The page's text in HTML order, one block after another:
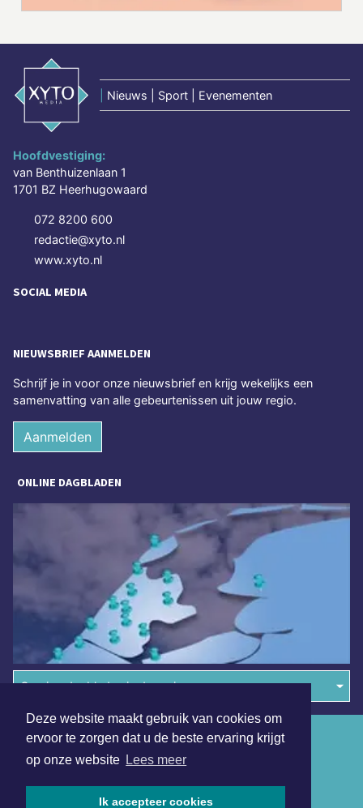
Deze website maakt gebruik van cookies om
ervoor te zorgen dat u de beste ervaring krijgt
op onze website Lees meer
Ik accepteer cookies
Nieuws | Sport | Evenementen
Hoofdvestiging:
van Benthuizenlaan 1
1701 BZ Heerhugowaard
072 8200 600
redactie@xyto.nl
www.xyto.nl
SOCIAL MEDIA
NIEUWSBRIEF AANMELDEN
Schrijf je in voor onze nieuwsbrief en krijg wekelijks een
samenvatting van alle gebeurtenissen uit jouw regio.
Aanmelden
ONLINE DAGBLADEN
Overige dagbladen in de regio
Algemene voorwaarden
Disclaimer